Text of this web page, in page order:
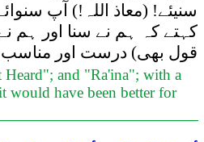
سنیئے! (معاذ اللہ!) آپ
کہتے کہ ہم نے سنا اور ہم
قول بھی) درست اور مناسب
Heard"; and "Ra'ina"; with a
would have been better for